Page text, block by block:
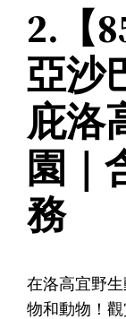
2.【
亞沙
庇洛
園｜
務
在洛高宜野
物和動物！